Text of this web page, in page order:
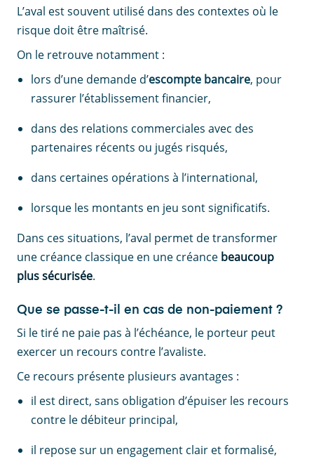
L’aval est souvent utilisé dans des contextes où le
risque doit être maîtrisé.
On le retrouve notamment :
lors d’une demande d’escompte bancaire, pour
rassurer l’établissement financier,
dans des relations commerciales avec des
partenaires récents ou jugés risqués,
dans certaines opérations à l’international,
lorsque les montants en jeu sont significatifs.
Dans ces situations, l’aval permet de transformer
une créance classique en une créance beaucoup
plus sécurisée.
Que se passe-t-il en cas de non-paiement ?
Si le tiré ne paie pas à l’échéance, le porteur peut
exercer un recours contre l’avaliste.
Ce recours présente plusieurs avantages :
il est direct, sans obligation d’épuiser les recours
contre le débiteur principal,
il repose sur un engagement clair et formalisé,